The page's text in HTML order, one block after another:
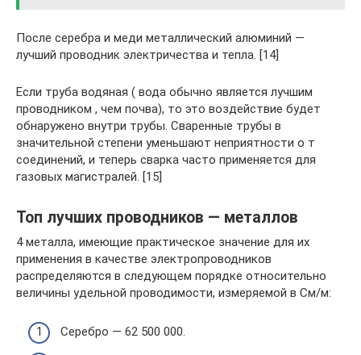
После серебра и меди металлический алюминий —
лучший проводник электричества и тепла. [14]
Если труба водяная ( вода обычно является лучшим
проводником , чем почва), то это воздействие будет
обнаружено внутри трубы. Сваренные трубы в
значительной степени уменьшают неприятности о т
соединений, и теперь сварка часто применяется для
газовых магистралей. [15]
Топ лучших проводников — металлов
4 металла, имеющие практическое значение для их
применения в качестве электропроводников
распределяются в следующем порядке относительно
величины удельной проводимости, измеряемой в См/м:
Серебро — 62 500 000.